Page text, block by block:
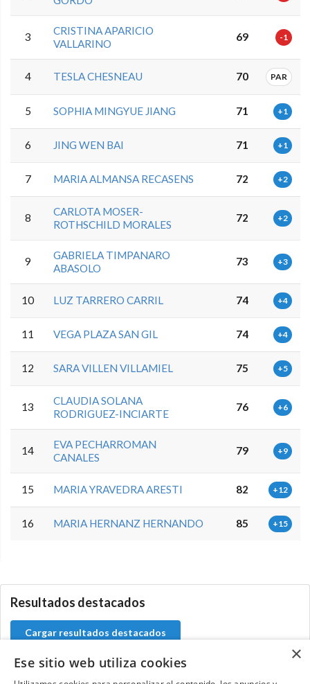
3
CRISTINA APARICIO
VALLARINO
69 -1
4 TESLA CHESNEAU 70 PAR
5 SOPHIA MINGYUE JIANG 71 +1
6 JING WEN BAI 71 +1
7 MARIA ALMANSA RECASENS 72 +2
8
CARLOTA MOSER-
ROTHSCHILD MORALES
72 +2
9
GABRIELA TIMPANARO
ABASOLO
73 +3
10 LUZ TARRERO CARRIL 74 +4
11 VEGA PLAZA SAN GIL 74 +4
12 SARA VILLEN VILLAMIEL 75 +5
13
CLAUDIA SOLANA
RODRIGUEZ-INCIARTE
76 +6
14
EVA PECHARROMAN
CANALES
79 +9
15 MARIA YRAVEDRA ARESTI 82 +12
16 MARIA HERNANZ HERNANDO 85 +15
Resultados destacados
Cargar resultados destacados
×
Ese sitio web utiliza cookies